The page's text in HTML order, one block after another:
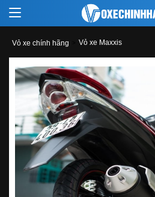
Vỏ xe chính hãng Vỏ xe Maxxis